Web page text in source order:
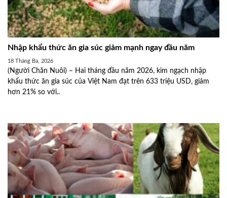
Nhập khẩu thức ăn gia súc giảm mạnh ngay đầu năm
18 Tháng Ba, 2026
(Người Chăn Nuôi) – Hai tháng đầu năm 2026, kim ngạch nhập
khẩu thức ăn gia súc của Việt Nam đạt trên 633 triệu USD, giảm
hơn 21% so với..